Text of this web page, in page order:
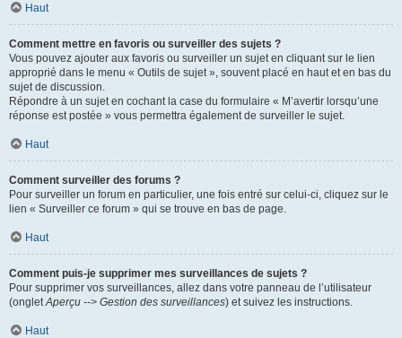
Haut
Comment mettre en favoris ou surveiller des sujets ?
Vous pouvez ajouter aux favoris ou surveiller un sujet en cliquant sur le lien
approprié dans le menu « Outils de sujet », souvent placé en haut et en bas du
sujet de discussion.
Répondre à un sujet en cochant la case du formulaire « M’avertir lorsqu’une
réponse est postée » vous permettra également de surveiller le sujet.
Haut
Comment surveiller des forums ?
Pour surveiller un forum en particulier, une fois entré sur celui-ci, cliquez sur le
lien « Surveiller ce forum » qui se trouve en bas de page.
Haut
Comment puis-je supprimer mes surveillances de sujets ?
Pour supprimer vos surveillances, allez dans votre panneau de l’utilisateur
(ongletAperçu --> Gestion des surveillances) et suivez les instructions.
Haut